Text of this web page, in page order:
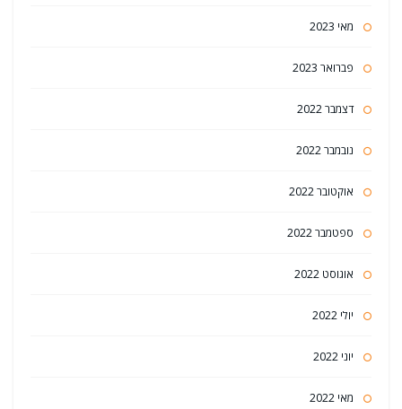
מאי 2023
פברואר 2023
דצמבר 2022
נובמבר 2022
אוקטובר 2022
ספטמבר 2022
אוגוסט 2022
יולי 2022
יוני 2022
מאי 2022